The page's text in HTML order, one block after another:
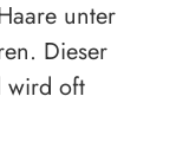
unter
Dieser
wird oft